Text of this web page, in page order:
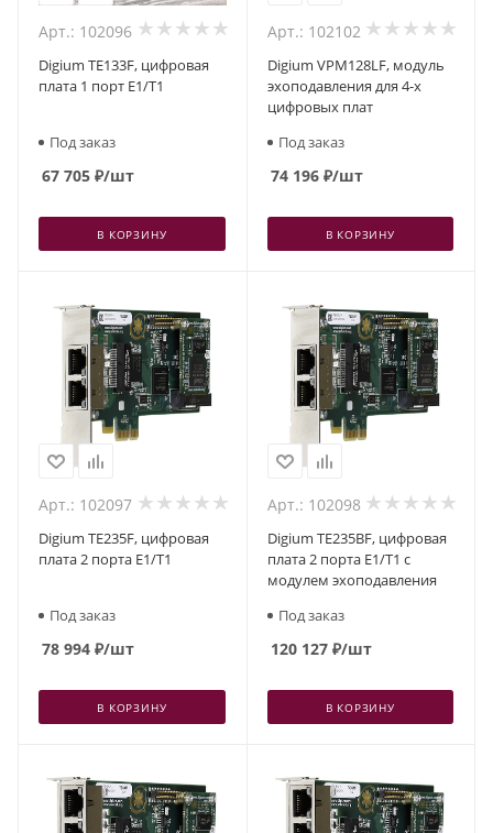
Арт.: 102096
Digium TE133F, цифровая
плата 1 порт E1/T1
Под заказ
67 705 ₽/шт
В КОРЗИНУ
Арт.: 102102
Digium VPM128LF, модуль
эхоподавления для 4-х
цифровых плат
Под заказ
74 196₽/шт
В КОРЗИНУ
Арт.: 102097
Digium TE235F, цифровая
плата 2 порта E1/T1
Под заказ
78 994 ₽/шт
В КОРЗИНУ
Арт.: 102098
Digium TE235BF, цифровая
плата 2 порта E1/T1 с
модулем эхоподавления
Под заказ
120 127₽/шт
В КОРЗИНУ